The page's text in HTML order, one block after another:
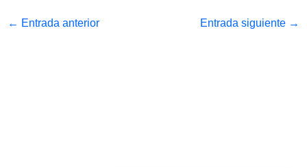
← Entrada anterior Entrada siguiente →